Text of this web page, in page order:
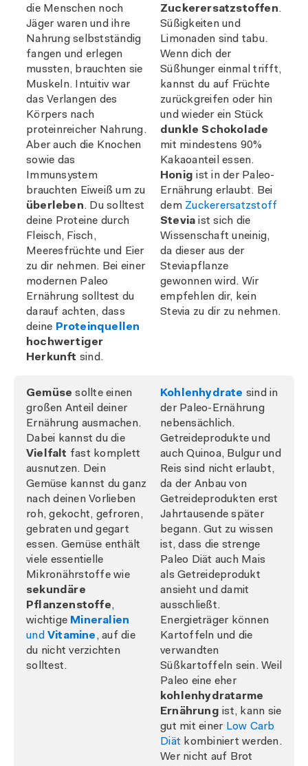
die Menschen noch
Jäger waren und ihre
Nahrung selbstständig
fangen und erlegen
mussten, brauchten sie
Muskeln. Intuitiv war
das Verlangen des
Körpers nach
proteinreicher Nahrung.
Aber auch die Knochen
sowie das
Immunsystem
brauchten Eiweiß um zu
überleben. Du solltest
deine Proteine durch
Fleisch, Fisch,
Meeresfrüchte und Eier
zu dir nehmen. Bei einer
modernen Paleo
Ernährung solltest du
darauf achten, dass
deine Proteinquellen
hochwertiger
Herkunft sind.
Zuckerersatzstoffen.
Süßigkeiten und
Limonaden sind tabu.
Wenn dich der
Süßhunger einmal trifft,
kannst du auf Früchte
zurückgreifen oder hin
und wieder ein Stück
dunkle Schokolade
mit mindestens 90%
Kakaoanteil essen.
Honig ist in der Paleo-
Ernährung erlaubt. Bei
dem Zuckerersatzstoff
Steviaist sich die
Wissenschaft uneinig,
da dieser aus der
Steviapflanze
gewonnen wird. Wir
empfehlen dir, kein
Stevia zu dir zu nehmen.
Gemüsesollte einen
großen Anteil deiner
Ernährung ausmachen.
Dabei kannst du die
Vielfalt fast komplett
ausnutzen. Dein
Gemüse kannst du ganz
nach deinen Vorlieben
roh, gekocht, gefroren,
gebraten und gegart
essen. Gemüse enthält
viele essentielle
Mikronährstoffe wie
sekundäre
Pflanzenstoffe,
wichtige Mineralien
und Vitamine, auf die
du nicht verzichten
solltest.
Kohlenhydrate sind in
der Paleo-Ernährung
nebensächlich.
Getreideprodukte und
auch Quinoa, Bulgur und
Reis sind nicht erlaubt,
da der Anbau von
Getreideprodukten erst
Jahrtausende später
begann. Gut zu wissen
ist, dass die strenge
Paleo Diät auch Mais
als Getreideprodukt
ansieht und damit
ausschließt.
Energieträger können
Kartoffeln und die
verwandten
Süßkartoffeln sein. Weil
Paleo eine eher
kohlenhydratarme
Ernährung ist, kann sie
gut mit einer Low Carb
Diät kombiniert werden.
Wer nicht auf Brot